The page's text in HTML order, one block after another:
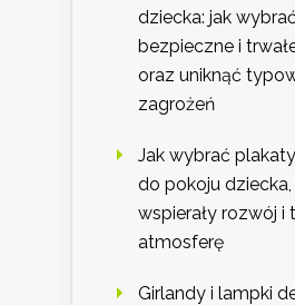
dziecka: jak wybrać
bezpieczne i
oraz uniknąć
zagrożeń
Jak wybrać
do pokoju
wspierały rozwój i
atmosferę
Girlandy i lampki